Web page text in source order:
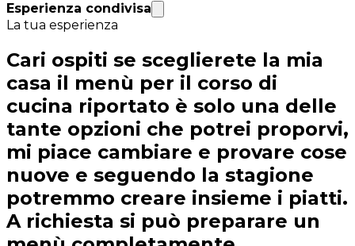
Esperienza condivisa
La tua esperienza
Cari ospiti se sceglierete la mia
casa il menù per il corso di
cucina riportato è solo una delle
tante opzioni che potrei proporvi,
mi piace cambiare e provare cose
nuove e seguendo la stagione
potremmo creare insieme i piatti.
A richiesta si può preparare un